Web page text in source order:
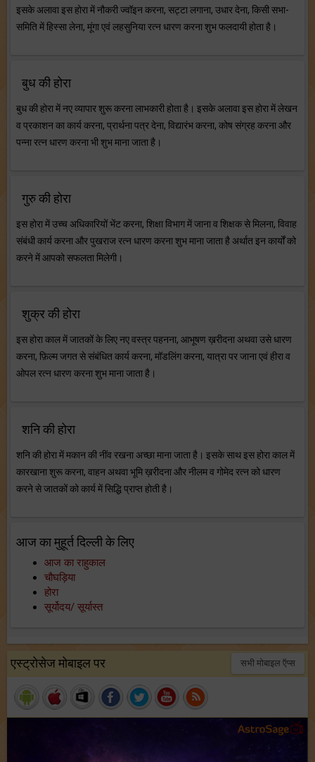
इसके अलावा इस होरा में नौकरी ज्वॉइन करना, सट्टा लगाना, उधार देना, किसी सभा-
समिति में हिस्सा लेना, मूंगा एवं लहसुनिया रत्न धारण करना शुभ फलदायी होता है।
बुध की होरा
बुध की होरा में नए व्यापार शुरू करना लाभकारी होता है। इसके अलावा इस होरा में लेखन
व प्रकाशन का कार्य करना, प्रार्थना पत्र देना, विद्यारंभ करना, कोष संग्रह करना और
पन्ना रत्न धारण करना भी शुभ माना जाता है।
गुरु की होरा
इस होरा में उच्च अधिकारियों भेंट करना, शिक्षा विभाग में जाना व शिक्षक से मिलना, विवाह
संबंधी कार्य करना और पुखराज रत्न धारण करना शुभ माना जाता है अर्थात इन कार्यों को
करने में आपको सफलता मिलेगी।
शुक्र की होरा
इस होरा काल में जातकों के लिए नए वस्त्र पहनना, आभूषण ख़रीदना अथवा उसे धारण
करना, फ़िल्म जगत से संबंधित कार्य करना, मॉडलिंग करना, यात्रा पर जाना एवं हीरा व
ओपल रत्न धारण करना शुभ माना जाता है।
शनि की होरा
शनि की होरा में मकान की नींव रखना अच्छा माना जाता है। इसके साथ इस होरा काल में
कारखाना शुरू करना, वाहन अथवा भूमि ख़रीदना और नीलम व गोमेद रत्न को धारण
करने से जातकों को कार्य में सिद्धि प्राप्त होती है।
आज का मुहूर्त दिल्ली के लिए
आज का राहुकाल
चौघड़िया
होरा
सूर्योदय/ सूर्यास्त
एस्ट्रोसेज मोबाइल पर सभी मोबाइल ऍप्स